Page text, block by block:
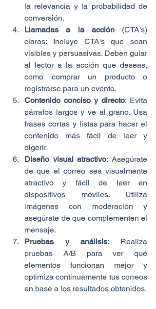
la relevancia y la probabilidad de
conversión.
Llamadas a la acción (CTA's)
claras: Incluye CTA's que sean
visibles y persuasivas. Deben guiar
al lector a la acción que deseas,
como comprar un producto o
registrarse para un evento.
Contenido conciso y directo: Evita
párrafos largos y ve al grano. Usa
frases cortas y listas para hacer el
contenido más fácil de leer y
digerir.
Diseño visual atractivo: Asegúrate
de que el correo sea visualmente
atractivo y fácil de leer en
dispositivos móviles. Utiliza
imágenes con moderación y
asegúrate de que complementen el
mensaje.
Pruebas y análisis: Realiza
pruebas A/B para ver qué
elementos funcionan mejor y
optimiza continuamente tus correos
en base a los resultados obtenidos.